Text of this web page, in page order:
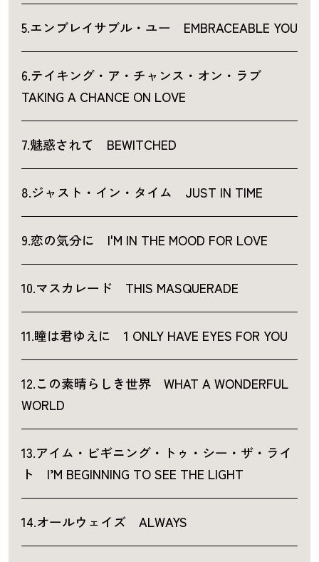
5.エンブレイサブル・ユー EMBRACEABLE YOU
6.テイキング・ア・チャンス・オン・ラブ
TAKING A CHANCE ON LOVE
7.魅惑されて BEWITCHED
8.ジャスト・イン・タイム JUST IN TIME
9.恋の気分に I'M IN THE MOOD FOR LOVE
10.マスカレード THIS MASQUERADE
11.瞳は君ゆえに 1 ONLY HAVE EYES FOR YOU
12.この素晴らしき世界 WHAT A WONDERFUL
WORLD
13.アイム・ビギニング・トゥ・シー・ザ・ライ
ト I’M BEGINNING TO SEE THE LIGHT
14.オールウェイズ ALWAYS